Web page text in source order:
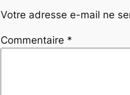
Votre adresse e-mail ne
Commentaire *